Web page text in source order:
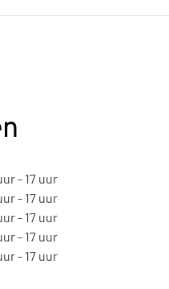
- 17 uur
- 17 uur
- 17 uur
- 17 uur
- 17 uur